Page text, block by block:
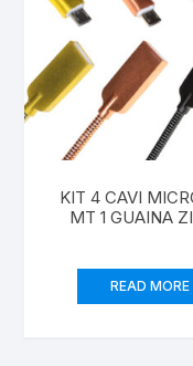
KIT 4 CAVI
MT 1 GUAINA
SCHERMATO
ORO, NERO,
READ MORE